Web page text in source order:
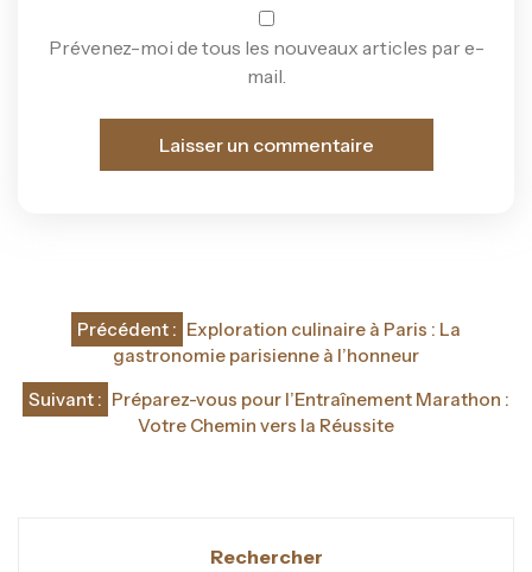
Prévenez-moi de tous les nouveaux articles par e-
mail.
Navigation
l’article
Précédent : Exploration culinaire à Paris : La
gastronomie parisienne à l’honneur
Suivant : Préparez-vous pour l’Entraînement Marathon :
Votre Chemin vers la Réussite
Rechercher